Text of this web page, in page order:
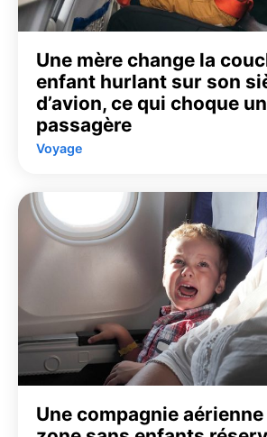
Une mère change la
enfant hurlant sur son
d’avion, ce qui choque
passagère
Voyage
Une compagnie